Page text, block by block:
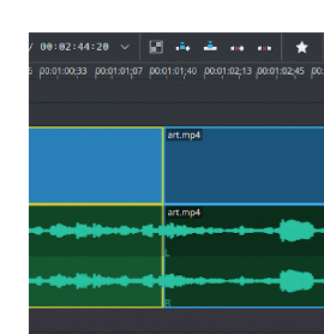
http://portableapps.com/apps/